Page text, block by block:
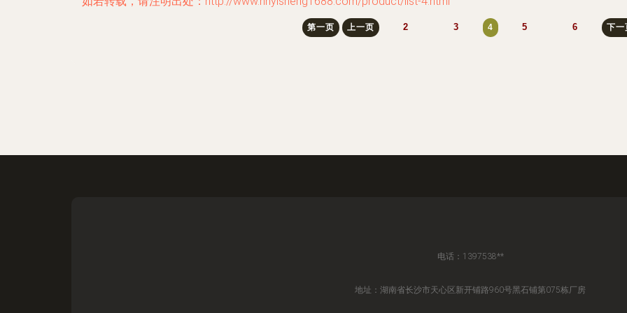
第一页 上一页 2 3 4 5 6 下一
电话：1397538**
地址：湖南省长沙市天心区新开铺路960号黑石铺第075栋厂房